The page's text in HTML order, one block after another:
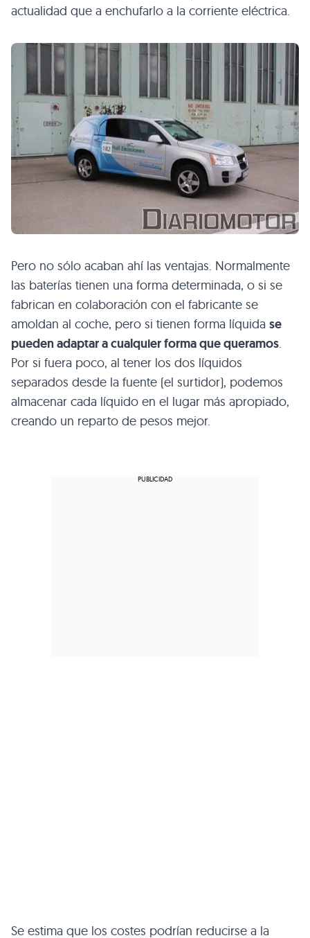
actualidad que a enchufarlo a la corriente eléctrica.
Pero no sólo acaban ahí las ventajas. Normalmente
las baterías tienen una forma determinada, o si se
fabrican en colaboración con el fabricante se
amoldan al coche, pero si tienen forma líquida se
pueden adaptar a cualquier forma que queramos.
Por si fuera poco, al tener los dos líquidos
separados desde la fuente (el surtidor), podemos
almacenar cada líquido en el lugar más apropiado,
creando un reparto de pesos mejor.
Se estima que los costes podrían reducirse a la